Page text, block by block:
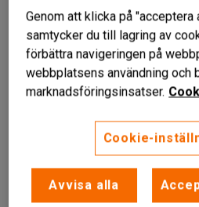
Rymlig
Genom att klicka på "acceptera
samtycker du till lagring av
förbättra navigeringen på
webbplatsens användning och
marknadsföringsinsatser.
Cookie-
Avvisa alla